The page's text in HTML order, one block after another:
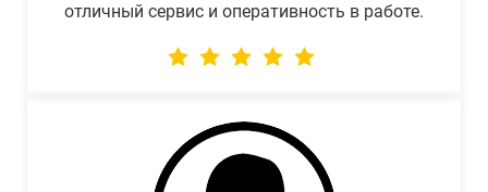
отличный сервис и оперативность в работе.